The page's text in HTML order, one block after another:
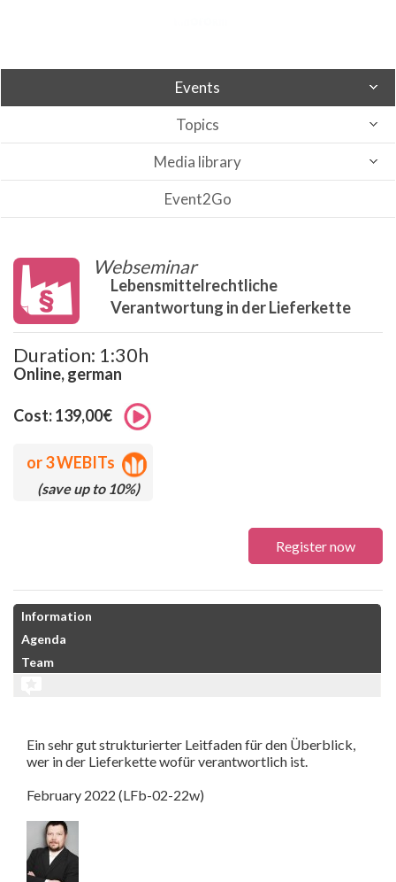
Events
Topics
Media library
Event2Go
Webseminar
Lebensmittelrechtliche
Verantwortung in der Lieferkette
Duration: 1:30h
Online, german
Cost: 139,00€
or3 WEBITs
(save up to 10%)
Register now
Information
Agenda
Team
Ein sehr gut strukturierter Leitfaden für den Überblick,
wer in der Lieferkette wofür verantwortlich ist.
February 2022 (LFb-02-22w)